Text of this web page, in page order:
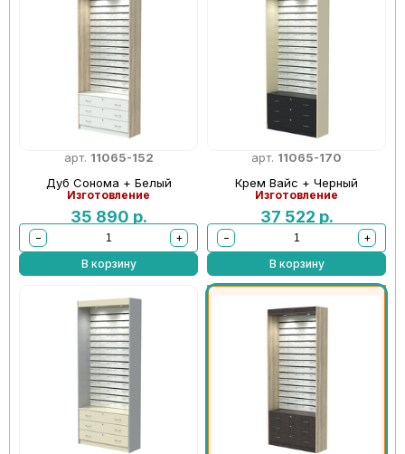
арт. 11065-152
Дуб Сонома + Белый
Изготовление
35 890 р.
−
+
В корзину
арт. 11065-170
Крем Вайс + Черный
Изготовление
37 522 р.
−
+
В корзину